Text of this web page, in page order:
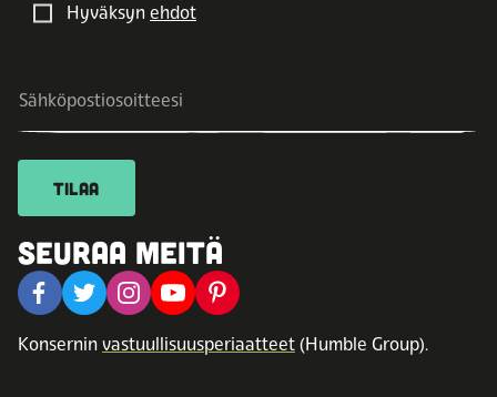
Hyväksyn ehdot
TILAA
SEURAA MEITÄ
Konsernin vastuullisuusperiaatteet (Humble Group).